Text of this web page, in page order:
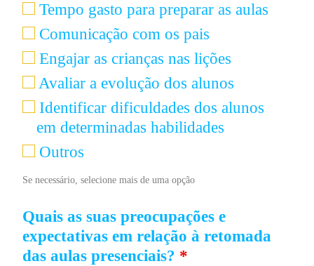
Tempo gasto para preparar as aulas
Comunicação com os pais
Engajar as crianças nas lições
Avaliar a evolução dos alunos
Identificar dificuldades dos alunos
em determinadas habilidades
Outros
Se necessário, selecione mais de uma opção
Quais as suas preocupações e
expectativas em relação à retomada
das aulas presenciais? *